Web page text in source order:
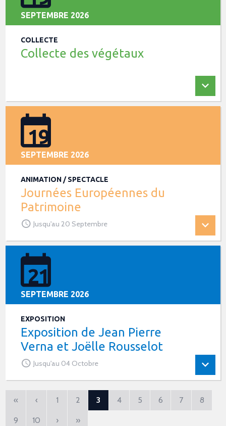
SEPTEMBRE 2026
COLLECTE
Collecte des végétaux
19
SEPTEMBRE 2026
ANIMATION / SPECTACLE
Journées Européennes du
Patrimoine
Jusqu'au 20 Septembre
21
SEPTEMBRE 2026
EXPOSITION
Exposition de Jean Pierre
Verna et Joëlle Rousselot
Jusqu'au 04 Octobre
« ‹ 1 2 3 4 5 6 7 8
9 10 › »